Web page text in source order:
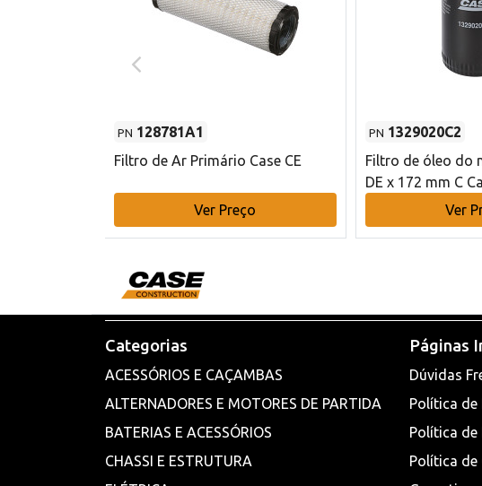
PN 128781A1
Filtro de Ar Primário Case CE
Ver Preço
PN 1329020C2
Filtro de óleo do
DE x 172 mm C
Ver
Categorias
ACESSÓRIOS E CAÇAMBAS
ALTERNADORES E MOTORES DE PARTIDA
BATERIAS E ACESSÓRIOS
CHASSI E ESTRUTURA
Páginas
Dúvidas
Política de
Política de
Política de